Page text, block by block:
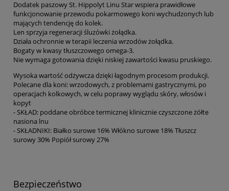
Dodatek paszowy St. Hippolyt Linu Star wspiera prawidłowe
funkcjonowanie przewodu pokarmowego koni wychudzonych lub
mających tendencję do kolek.
Len sprzyja regeneracji śluzówki żołądka.
Działa ochronnie w terapii leczenia wrzodów żołądka.
Bogaty w kwasy tłuszczowego omega-3.
Nie wymaga gotowania dzięki niskiej zawartości kwasu pruskiego.
Wysoka wartość odżywcza dzięki łagodnym procesom produkcji.
Polecane dla koni: wrzodowych, z problemami gastrycznymi, po
operacjach kolkowych, w celu poprawy wyglądu skóry, włosów i
kopyt
- SKŁAD: poddane obróbce termicznej klinicznie czyszczone żółte
nasiona lnu
- SKŁADNIKI: Białko surowe 16% Włókno surowe 18% Tłuszcz
surowy 30% Popiół surowy 27%
Bezpieczeństwo